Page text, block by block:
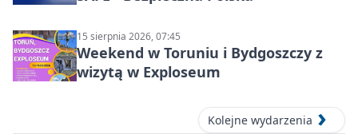
15 sierpnia 2026, 07:45
Weekend w Toruniu i Bydgoszczy z
wizytą w Exploseum
Kolejne wydarzenia